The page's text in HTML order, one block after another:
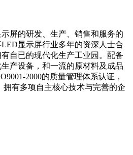
屏的研发、生产、销售和服务的
显示屏行业多年的资深人士合
自已的现代化生产工业园。配备
产设备，和一流的原材料及成品
2000的质量管理体系认证，
拥有多项自主核心技术与完善的企